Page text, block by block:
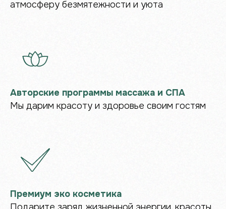
атмосферу безмятежности и уюта
Авторские программы массажа и СПА
Мы дарим красоту и здоровье своим гостям
Премиум эко косметика
Уютное пространство для
идеального отдыха в Чебоксарах
Ваше уединённое пространство вдали от
городской суеты, где можно замедлиться,
остаться наедине с собой и обрести внутреннюю